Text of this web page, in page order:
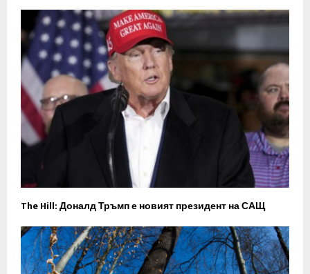
The Hill: Доналд Тръмп е новият президент на САЩ